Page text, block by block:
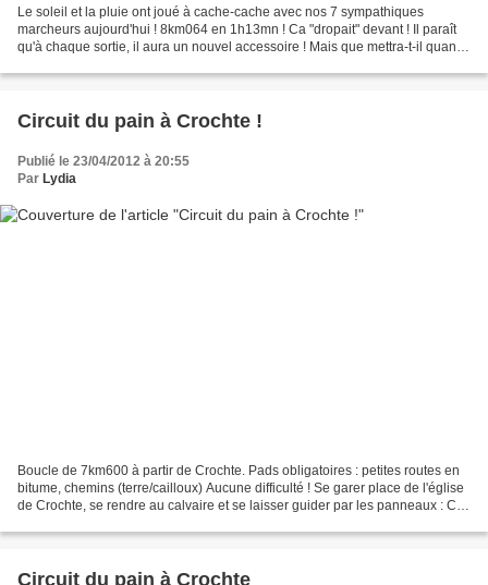
Le soleil et la pluie ont joué à cache-cache avec nos 7 sympathiques
marcheurs aujourd'hui ! 8km064 en 1h13mn ! Ca "dropait" devant ! Il paraît
qu'à chaque sortie, il aura un nouvel accessoire ! Mais que mettra-t-il quand
Circuit du pain à Crochte !
Publié le 23/04/2012 à 20:55
Par Lydia
Boucle de 7km600 à partir de Crochte. Pads obligatoires : petites routes en
bitume, chemins (terre/cailloux) Aucune difficulté ! Se garer place de l'église
de Crochte, se rendre au calvaire et se laisser guider par les panneaux : Ce
Circuit du pain à Crochte